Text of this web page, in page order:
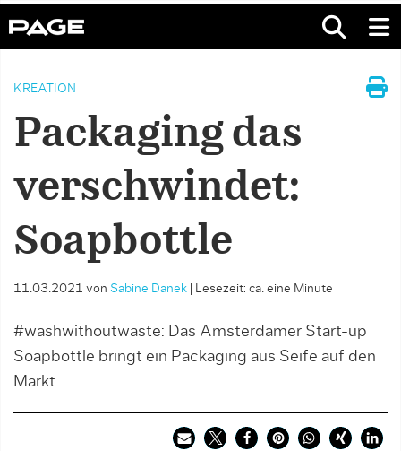
KREATION
Packaging das
verschwindet:
Soapbottle
11.03.2021 von Sabine Danek Lesezeit: ca. eine Minute
#washwithoutwaste: Das Amsterdamer Start-up
Soapbottle bringt ein Packaging aus Seife auf den
Markt.